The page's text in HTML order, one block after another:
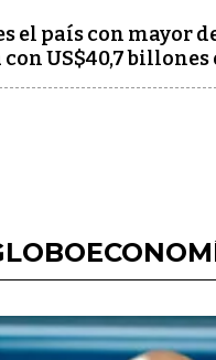
el país con mayor
US$40,7 billones